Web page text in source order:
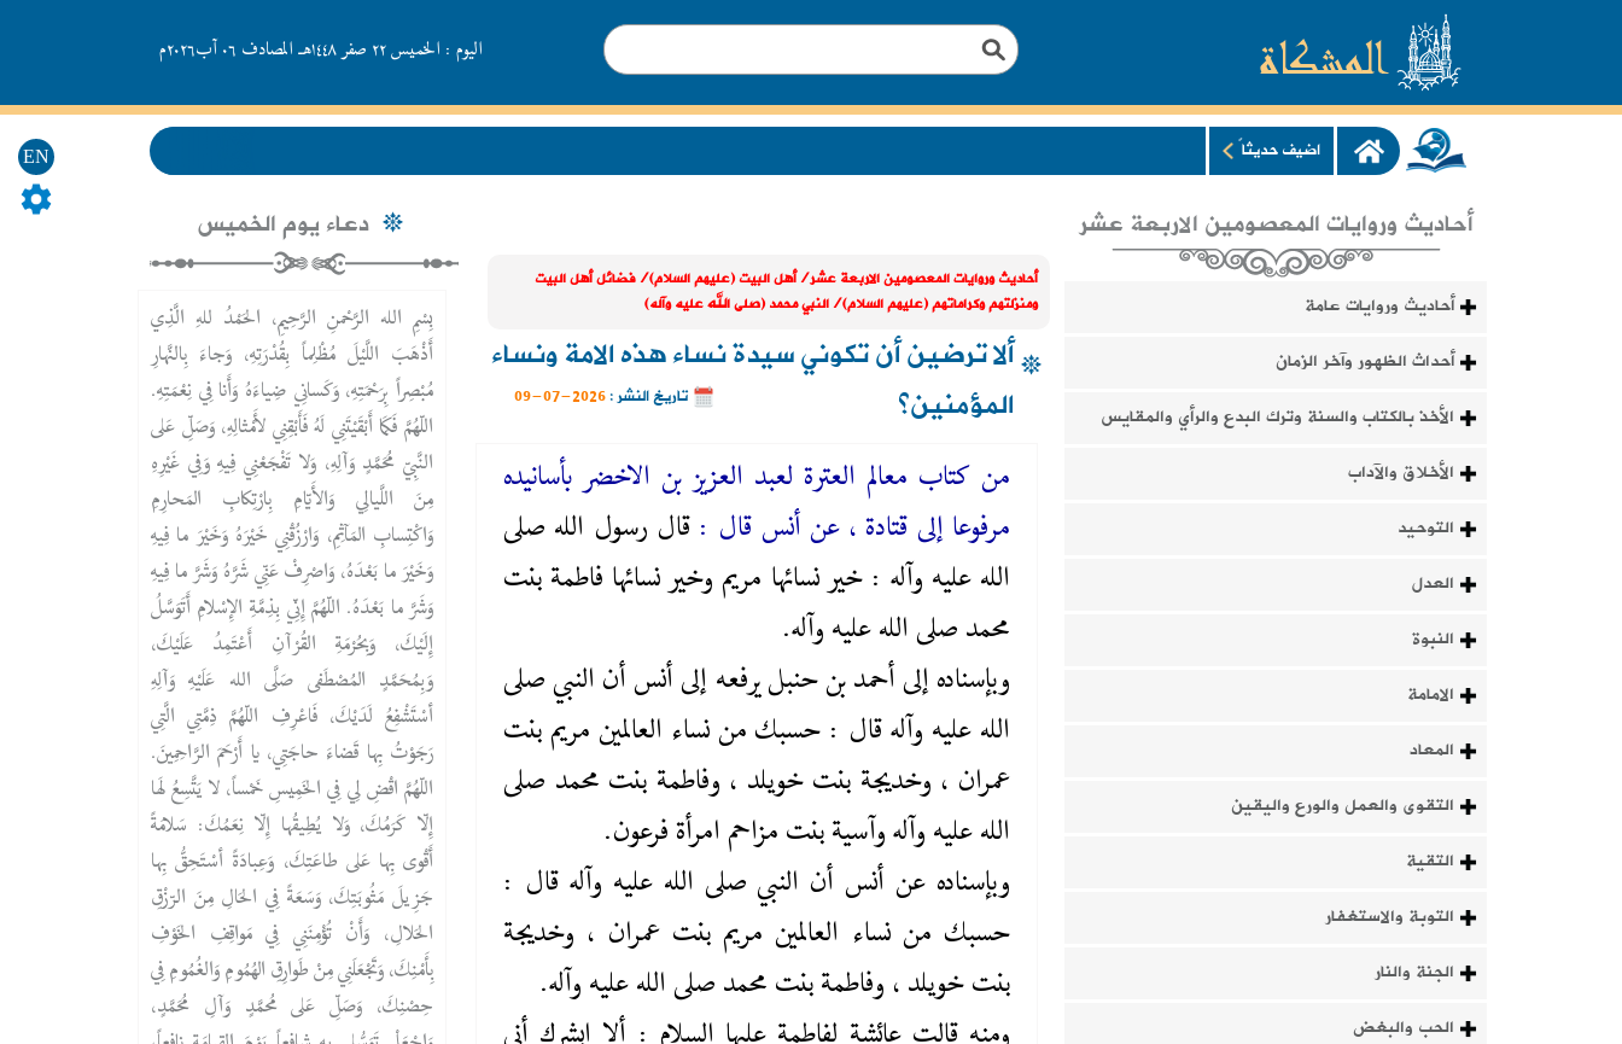
EN
اليوم : الخميس ٢٢ صفر ١٤٤٨هـ المصادف ۰٦ آب۲۰۲٦م
اضيف حديثاً
أحاديث وروايات المعصومين الاربعة عشر
أحاديث وروايات عامة
أحداث الظهور وآخر الزمان
الأخذ بالكتاب والسنة وترك البدع والرأي والمقايس
الأخلاق والآداب
التوحيد
العدل
النبوة
الامامة
المعاد
التقوى والعمل والورع واليقين
التقية
التوبة والاستغفار
الجنة والنار
الحب والبغض
أحاديث وروايات المعصومين الاربعة عشر/أهل البيت (عليهم السلام)/فضائل أهل البيت
ومنزلتهم وكراماتهم (عليهم السلام)/النبي محمد (صلى الله عليه وآله)
ألا ترضين أن تكوني سيدة نساء هذه الامة ونساء
المؤمنين؟
تاريخ النشر :2026-07-09
من كتاب معالم العترة لعبد العزيز بن الاخضر بأسانيده
مرفوعا إلى قتادة ، عن أنس قال : قال رسول الله صلى
‌الله ‌عليه‌ وآله : خير نسائها مريم وخير نسائها فاطمة بنت
محمد صلى ‌الله ‌عليه‌ وآله.
وبإسناده إلى أحمد بن حنبل يرفعه إلى أنس أن النبي صلى
‌الله ‌عليه‌ وآله قال : حسبك من نساء العالمين مريم بنت
عمران ، وخديجة بنت خويلد ، وفاطمة بنت محمد صلى
‌الله ‌عليه‌ وآله وآسية بنت مزاحم امرأة فرعون.
وبإسناده عن أنس أن النبي صلى ‌الله ‌عليه‌ وآله قال :
حسبك من نساء العالمين مريم بنت عمران ، وخديجة
بنت خويلد ، وفاطمة بنت محمد صلى ‌الله ‌عليه‌ وآله.
دعاء يوم الخميس
بِسْمِ الله الرَّحْمنِ الرَّحِيمِ، الحَمْدُ للهِ الَّذِي
أَذْهَبَ اللَّيْلَ مُظْلِماً بِقُدْرَتِهِ، وَجاءَ بِالنَّهارِ
مُبْصِراً بِرَحْمَتِهِ، وَكَسانِي ضِياءَهُ وَأَنا فِي نِعْمَتِهِ.
اللّهُمَّ فَكَما أَبْقَيْتَنِي لَهُ فَأَبْقِنِي لأَمْثالِهِ، وَصَلِّ عَلى
النَّبِيّ مُحَمَّدٍ وَآلِهِ، وَلا تَفْجَعْنِي فِيهِ وَفِي غَيْرِهِ
مِنَ اللَّيالِي وَالأَيّامِ بِارْتِكابِ المَحارِمِ
وَاكْتِسابِ المَآثِمِ، وَارْزُقْنِي خَيْرَهُ وَخَيْرَ ما فِيهِ
وَخَيْرَ ما بَعْدَهُ، وَاصْرِفْ عَنِّي شَرَّهُ وَشَرَّ ما فِيهِ
وَشَرَّ ما بَعْدَهُ. اللّهُمَّ إِنِّي بِذِمَّةِ الإِسْلامِ أَتَوَسَّلُ
إِلَيْكَ، وَبِحُرْمَةِ القُرْآنِ أَعْتَمِدُ عَلَيْكَ،
وَبِمُحَمَّدٍ المُصْطَفى صَلَّى الله عَلَيْهِ وَآلِهِ
أسْتَشْفِعُ لَدَيْكَ، فَاعْرِفِ اللّهُمَّ ذِمَّتِي الَّتِي
رَجَوْتُ بِها قَضاءَ حاجَتِي، يا أَرْحَمَ الرَّاحِمِينَ.
اللّهُمَّ اقْضِ لِي فِي الخَمِيسِ خَمْساً، لا يَتَّسِعُ لَها
إِلّا كَرَمُكَ، وَلا يُطِيقُها إِلّا نِعَمُكَ: سَلامَةً
أَقْوى بِها عَلى طاعَتِكَ، وَعِبادَةً أسْتَحِقُّ بِها
جَزِيلَ مَثُوبَتِكَ، وَسَعَةً فِي الحَالِ مِنَ الرّزْقِ
الحَلالِ، وَأَنْ تُؤْمِنَنِي فِي مَواقِفِ الخَوْفِ
بِأَمْنِكَ، وَتَجْعَلَنِي مِنْ طَوارِقِ الهُمُومِ وَالغُمُومِ فِي
حِصْنِكَ، وَصَلِّ عَلى مُحمَّدٍ وَآلِ مُحَمَّدٍ،